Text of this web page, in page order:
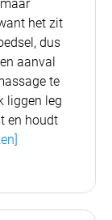
het zit
dus
aanval
te
liggen leg
en houdt